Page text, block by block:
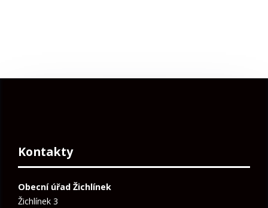
Kontakty
Obecní úřad Žichlínek
Žichlínek 3